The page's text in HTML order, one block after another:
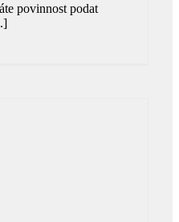
povinnost podat